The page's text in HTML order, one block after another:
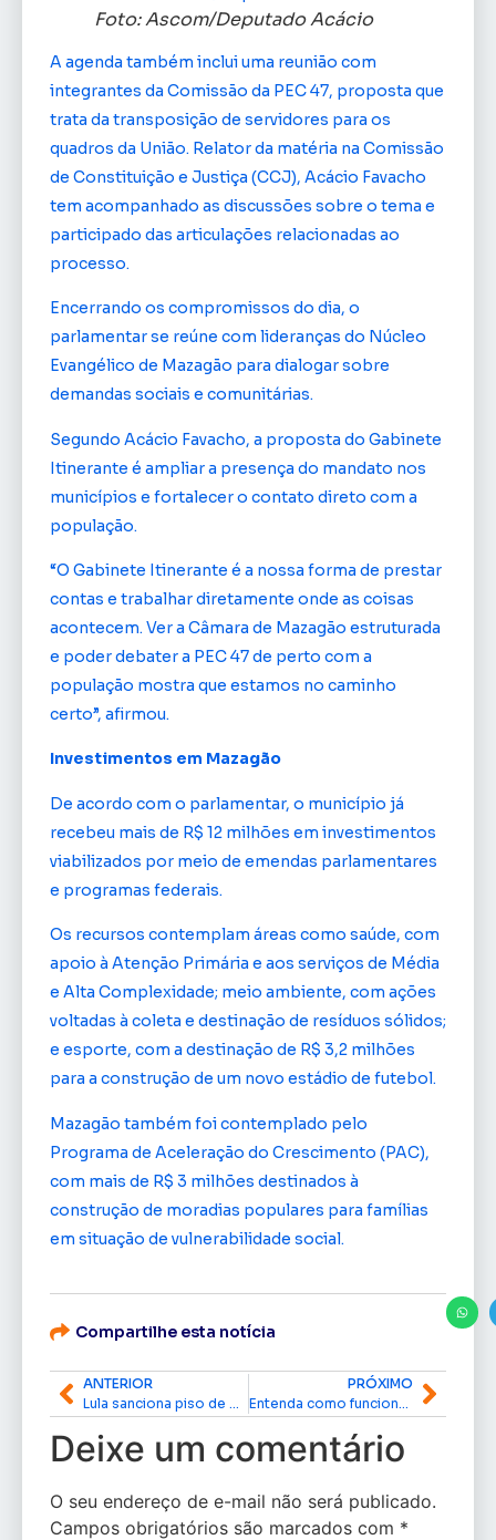
Foto: Ascom/Deputado Acácio
A agenda também inclui uma reunião com
integrantes da Comissão da PEC 47, proposta que
trata da transposição de servidores para os
quadros da União. Relator da matéria na Comissão
de Constituição e Justiça (CCJ), Acácio Favacho
tem acompanhado as discussões sobre o tema e
participado das articulações relacionadas ao
processo.
Encerrando os compromissos do dia, o
parlamentar se reúne com lideranças do Núcleo
Evangélico de Mazagão para dialogar sobre
demandas sociais e comunitárias.
Segundo Acácio Favacho, a proposta do Gabinete
Itinerante é ampliar a presença do mandato nos
municípios e fortalecer o contato direto com a
população.
“O Gabinete Itinerante é a nossa forma de prestar
contas e trabalhar diretamente onde as coisas
acontecem. Ver a Câmara de Mazagão estruturada
e poder debater a PEC 47 de perto com a
população mostra que estamos no caminho
certo”, afirmou.
Investimentos em Mazagão
De acordo com o parlamentar, o município já
recebeu mais de R$ 12 milhões em investimentos
viabilizados por meio de emendas parlamentares
e programas federais.
Os recursos contemplam áreas como saúde, com
apoio à Atenção Primária e aos serviços de Média
e Alta Complexidade; meio ambiente, com ações
voltadas à coleta e destinação de resíduos sólidos;
e esporte, com a destinação de R$ 3,2 milhões
para a construção de um novo estádio de futebol.
Mazagão também foi contemplado pelo
Programa de Aceleração do Crescimento (PAC),
com mais de R$ 3 milhões destinados à
construção de moradias populares para famílias
em situação de vulnerabilidade social.
Compartilhe esta notícia
ANTERIOR
PRÓXIMO
Deixe um comentário
O seu endereço de e-mail não será publicado.
Campos obrigatórios são marcados com *